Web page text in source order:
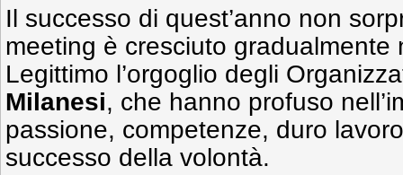
Il successo di quest’anno non
meeting è cresciuto gradualmente
Legittimo l’orgoglio degli
Milanesi, che hanno profuso
passione, competenze, duro
successo della volontà.